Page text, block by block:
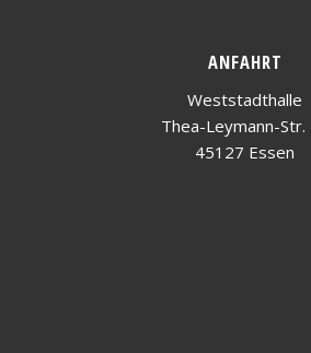
ANFAHRT
Weststadthalle
Thea-Leymann-Str.
45127 Essen